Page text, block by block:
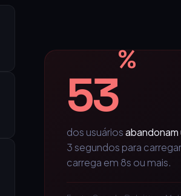
53
%
dos usuáriosabandonam
3 segundos para
carrega em 8s ou mais.